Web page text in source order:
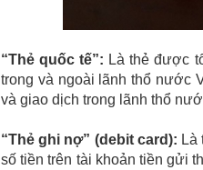
“Thẻ quốc tế”: Là thẻ được
trong và ngoài lãnh thổ nước
và giao dịch trong lãnh thổ
“Thẻ ghi nợ” (debit card): Là
số tiền trên tài khoản tiền gửi